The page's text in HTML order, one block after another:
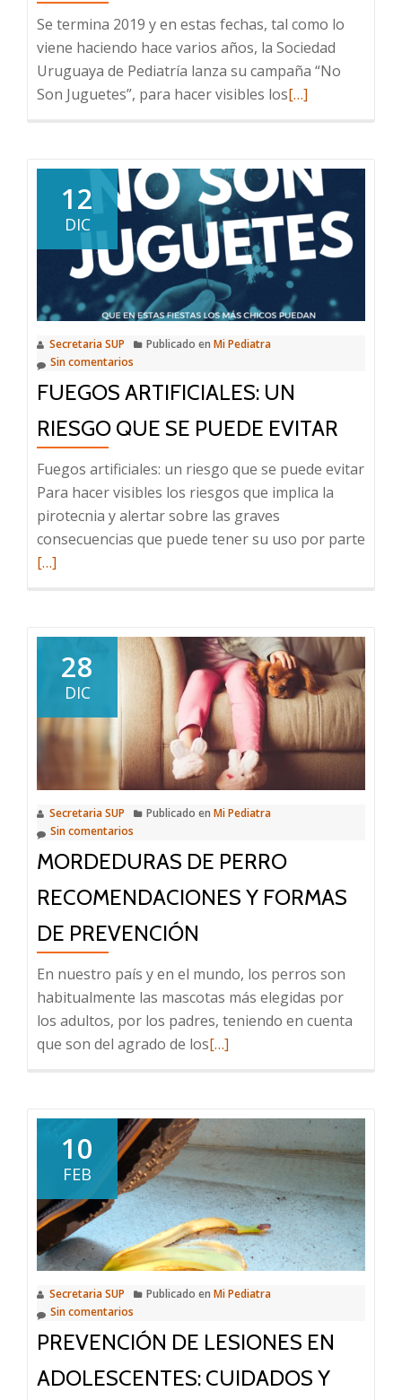
Se termina 2019 y en estas fechas, tal como lo
viene haciendo hace varios años, la Sociedad
Uruguaya de Pediatría lanza su campaña “No
Son Juguetes”, para hacer visibles losLeer
estas
Fiestas
decimos
de
nuevo
y
bien
fuegos
artificiales
No
Son
Juguetes
[…]
12
DIC
Secretaria SUP Publicado en Mi Pediatra
Sin comentarios
FUEGOS ARTIFICIALES: UN
RIESGO QUE SE PUEDE EVITAR
Fuegos artificiales: un riesgo que se puede evitar
Para hacer visibles los riesgos que implica la
pirotecnia y alertar sobre las graves
consecuencias que puede tener su uso por parte
un
se
[…]
28
DIC
Secretaria SUP Publicado en Mi Pediatra
Sin comentarios
MORDEDURAS DE PERRO
RECOMENDACIONES Y FORMAS
DE PREVENCIÓN
En nuestro país y en el mundo, los perros son
habitualmente las mascotas más elegidas por
los adultos, por los padres, teniendo en cuenta
que son del agrado de losLeer
de
perro
Recomendaciones
y
formas
de
prevención
[…]
10
FEB
Secretaria SUP Publicado en Mi Pediatra
Sin comentarios
PREVENCIÓN DE LESIONES EN
ADOLESCENTES: CUIDADOS Y